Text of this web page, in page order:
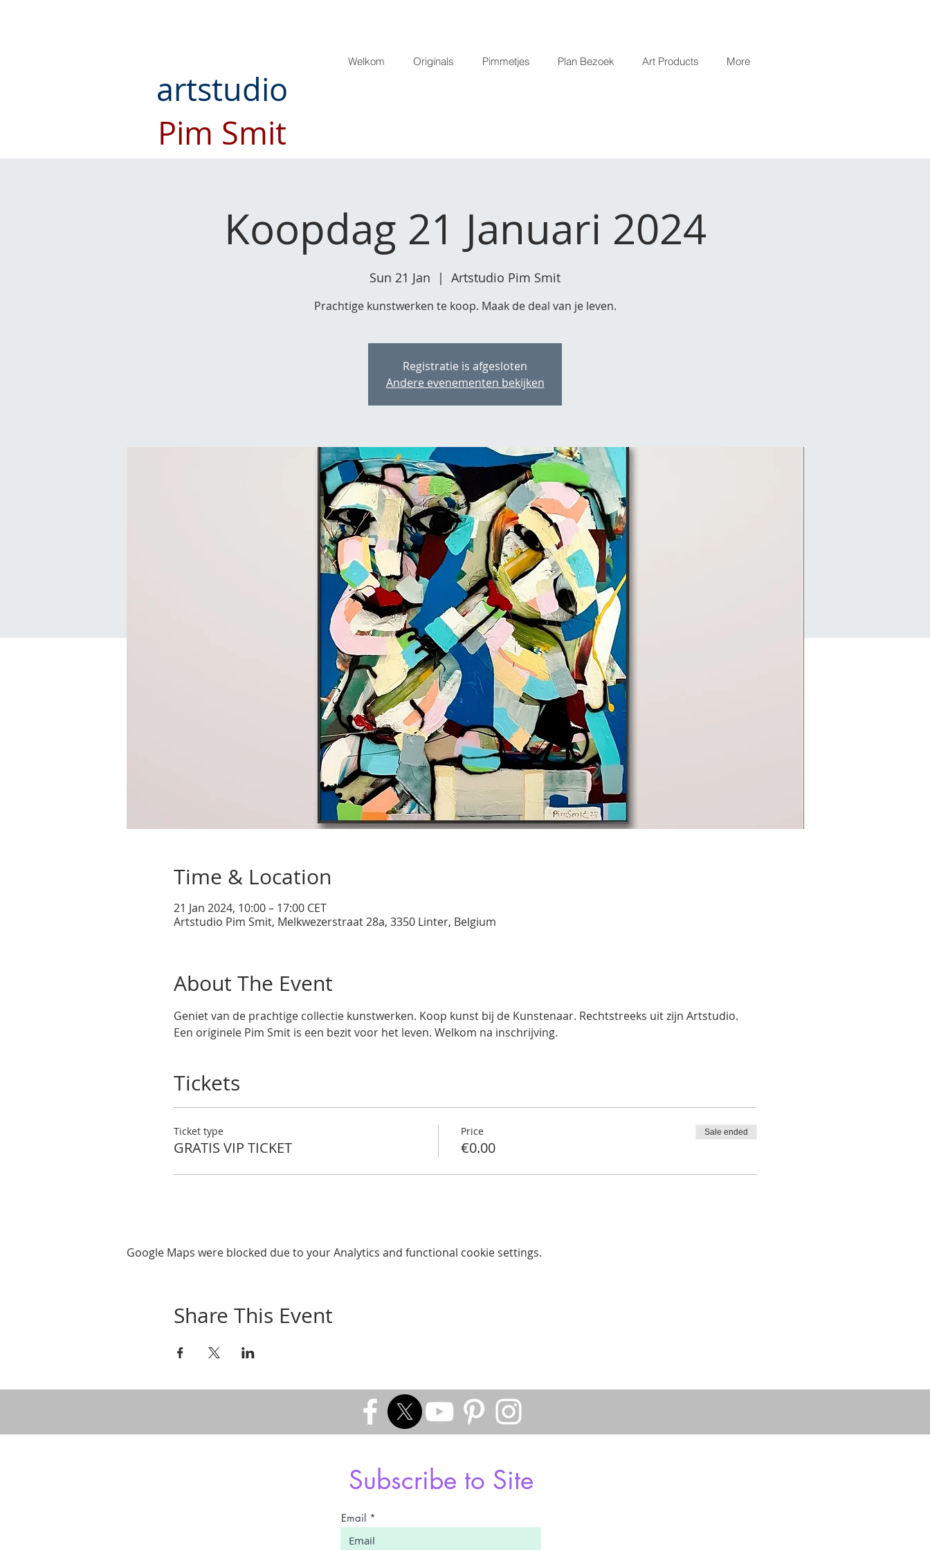
artstudio
Pim Smit
Welkom Originals Pimmetjes Plan Bezoek Art Products More
Koopdag 21 Januari 2024
Sun 21 Jan
  |
Artstudio Pim Smit
Prachtige kunstwerken te koop. Maak de deal van je leven.
Registratie is afgesloten
Andere evenementen bekijken
Time & Location
21 Jan 2024, 10:00 – 17:00 CET
Artstudio Pim Smit, Melkwezerstraat 28a, 3350 Linter, Belgium
About The Event
Geniet van de prachtige collectie kunstwerken. Koop kunst bij de Kunstenaar. Rechtstreeks uit zijn Artstudio.
Een originele Pim Smit is een bezit voor het leven. Welkom na inschrijving.
Tickets
Ticket type
GRATIS VIP TICKET
Price
€0.00
Sale ended
Google Maps were blocked due to your Analytics and functional cookie settings.
Share This Event
Subscribe to Site
Email